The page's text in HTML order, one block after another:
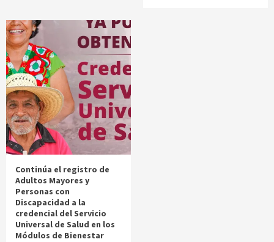
Continúa el registro de
Adultos Mayores y
Personas con
Discapacidad a la
credencial del Servicio
Universal de Salud en los
Módulos de Bienestar